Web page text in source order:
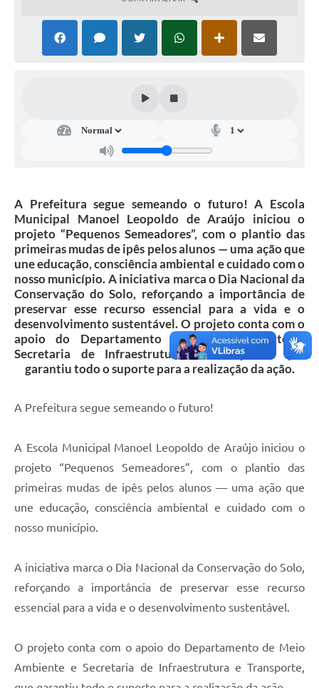
Arquivos para Download
Carta de Serviços
Projetos
Contas Públicas
Legislação
Links
Serviços Online
Telefones Úteis
Agenda
Emprega
A Prefeitura segue semeando o futuro! A Escola
Municipal Manoel Leopoldo de Araújo iniciou o
projeto “Pequenos Semeadores”, com o plantio das
primeiras mudas de ipês pelos alunos — uma ação que
une educação, consciência ambiental e cuidado com o
nosso município. A iniciativa marca o Dia Nacional da
Conservação do Solo, reforçando a importância de
preservar esse recurso essencial para a vida e o
desenvolvimento sustentável. O projeto conta com o
apoio do Departamento de Meio Ambiente e
Secretaria de Infraestrutura e Transporte, que
garantiu todo o suporte para a realização da ação.
A Prefeitura segue semeando o futuro!
A Escola Municipal Manoel Leopoldo de Araújo iniciou o
projeto “Pequenos Semeadores”, com o plantio das
primeiras mudas de ipês pelos alunos — uma ação que
une educação, consciência ambiental e cuidado com o
nosso município.
A iniciativa marca o Dia Nacional da Conservação do Solo,
reforçando a importância de preservar esse recurso
essencial para a vida e o desenvolvimento sustentável.
O projeto conta com o apoio do Departamento de Meio
Ambiente e Secretaria de Infraestrutura e Transporte,